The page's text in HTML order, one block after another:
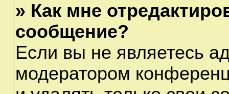
» Как мне
сообщение?
Если вы не являетесь
модератором